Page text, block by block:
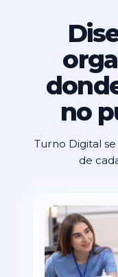
no
Turno Digital
de